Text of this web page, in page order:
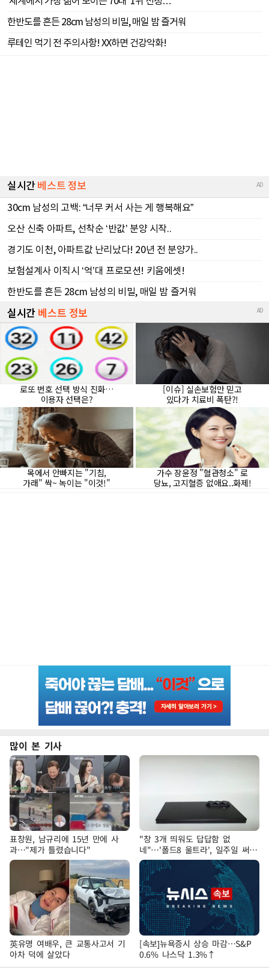
많이 본 기사
표창원, 남규리에 15년 만에 사
과…"제가 틀렸습니다"
"창 3개 띄워도 답답함 없
네"…'폴드8 울트라', 일주일 써보
니
英유명 여배우, 큰 교통사고서 기
아차 덕에 살았다
[속보]뉴욕증시 상승 마감…S&P
0.6% 나스닥 1.3%↑